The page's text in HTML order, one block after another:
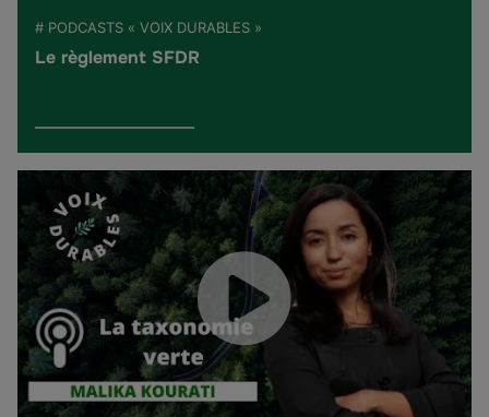
# PODCASTS « VOIX DURABLES »
Le règlement SFDR